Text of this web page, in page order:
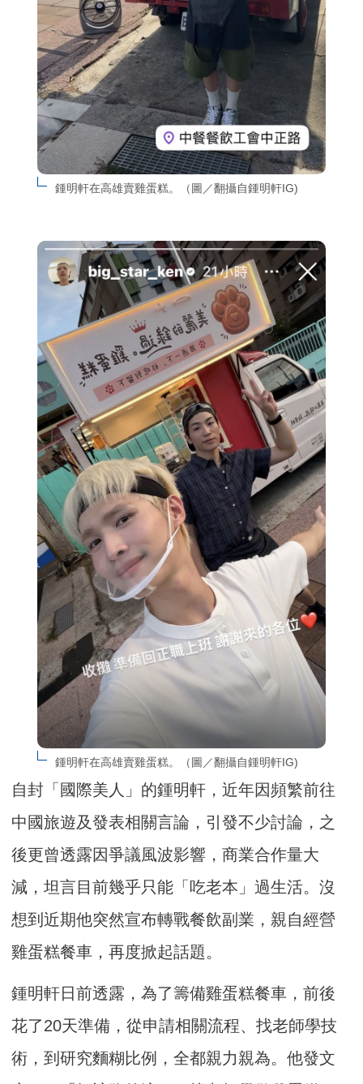
鍾明軒在高雄賣雞蛋糕。（圖／翻攝自鍾明軒IG)
鍾明軒在高雄賣雞蛋糕。（圖／翻攝自鍾明軒IG)
自封「國際美人」的鍾明軒，近年因頻繁前往
中國旅遊及發表相關言論，引發不少討論，之
後更曾透露因爭議風波影響，商業合作量大
減，坦言目前幾乎只能「吃老本」過生活。沒
想到近期他突然宣布轉戰餐飲副業，親自經營
雞蛋糕餐車，再度掀起話題。
鍾明軒日前透露，為了籌備雞蛋糕餐車，前後
花了20天準備，從申請相關流程、找老師學技
術，到研究麵糊比例，全都親力親為。他發文